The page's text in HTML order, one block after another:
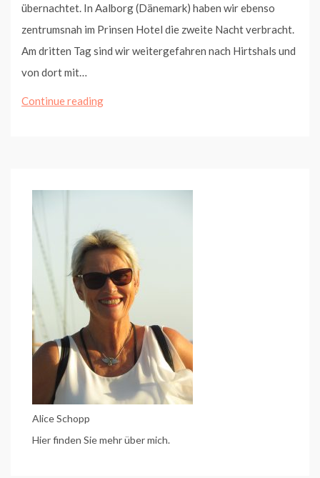
übernachtet. In Aalborg (Dänemark) haben wir ebenso
zentrumsnah im Prinsen Hotel die zweite Nacht verbracht.
Am dritten Tag sind wir weitergefahren nach Hirtshals und
von dort mit…
Continue reading1.
Alice Schopp
Hier finden Sie mehr über mich.